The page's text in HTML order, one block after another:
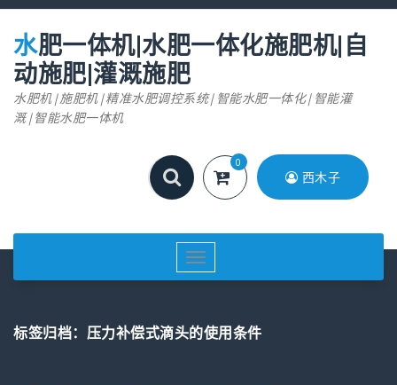
跳
水肥一体机|水肥一体化施肥机|自
动施肥|灌溉施肥
水肥机|施肥机|精准水肥调控系统|智能水肥一体化|智能灌
溉|智能水肥一体机
0
西木子
切
换
标签归档：压力补偿式滴头的使用条件